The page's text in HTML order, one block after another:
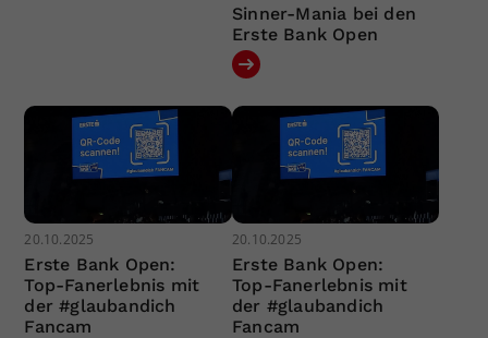
Sinner-Mania bei den
Erste Bank Open
20.10.2025
Erste Bank Open:
Top-Fanerlebnis mit
der #glaubandich
Fancam
20.10.2025
Erste Bank Open:
Top-Fanerlebnis mit
der #glaubandich
Fancam